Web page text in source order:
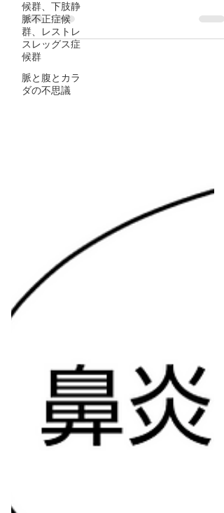
候群、下肢静
脈不正症候
群、レストレ
スレッグス症
候群
脈と腹とカラ
ダの不思議
アレルギー性鼻炎、花粉症のツボを東洋医学
で解決